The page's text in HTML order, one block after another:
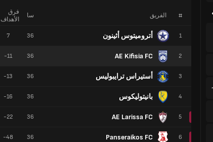
# الفريق
1 أتروميتوس أثينون
2
AE Kifisia FC
3 أستيراس ترايبوليس
4 بانيتوليكوس
5
AE Larissa FC
6
Panseraikos FC
سا
فرق
الأهداف
36
7
36
-11
36
-13
36
-16
36
-22
36
-48